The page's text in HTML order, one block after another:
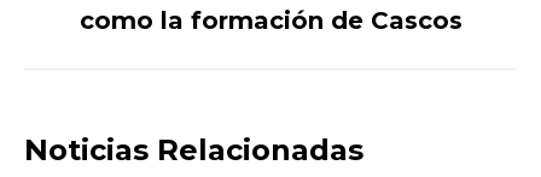
como la formación de Cascos
Noticias Relacionadas